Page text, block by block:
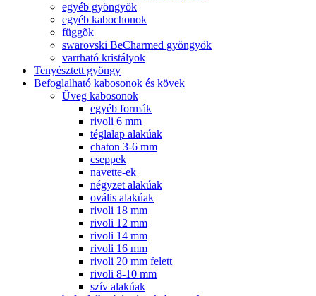
egyéb gyöngyök
egyéb kabochonok
függõk
swarovski BeCharmed gyöngyök
varrható kristályok
Tenyésztett gyöngy
Befoglalható kabosonok és kövek
Üveg kabosonok
egyéb formák
rivoli 6 mm
téglalap alakúak
chaton 3-6 mm
cseppek
navette-ek
négyzet alakúak
ovális alakúak
rivoli 18 mm
rivoli 12 mm
rivoli 14 mm
rivoli 16 mm
rivoli 20 mm felett
rivoli 8-10 mm
szív alakúak